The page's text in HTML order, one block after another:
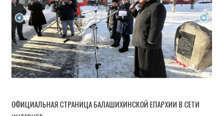
ОФИЦИАЛЬНАЯ СТРАНИЦА БАЛАШИХИНСКОЙ ЕПАРХИИ В СЕТИ